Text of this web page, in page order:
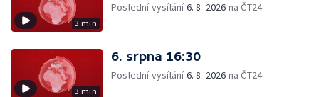
3 min
Poslední vysílání6. 8. 2026 na ČT24
3 min
6. srpna 16:30
Poslední vysílání6. 8. 2026 na ČT24